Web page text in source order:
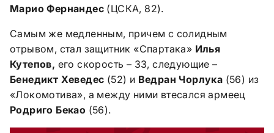
Марио Фернандес (ЦСКА, 82).
Самым же медленным, причем с солидным
отрывом, стал защитник «Спартака» Илья
Кутепов, его скорость – 33, следующие –
Бенедикт Хеведес (52) и Ведран Чорлука (56) из
«Локомотива», а между ними втесался армеец
Родриго Бекао (56).